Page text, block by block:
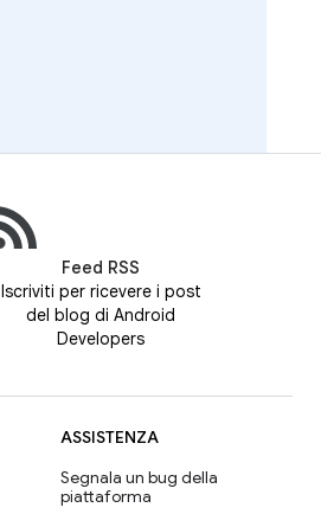
Feed RSS
Iscriviti per ricevere i post
del blog di Android
Developers
ASSISTENZA
Segnala un bug della
piattaforma